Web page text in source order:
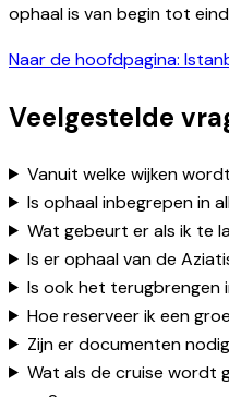
ophaal is van begin tot
Naar de hoofdpagina:
Veelgestelde
Vanuit welke wijken
Is ophaal inbegrepen in
Wat gebeurt er als ik te
Is er ophaal van de
Is ook het terugbrengen
Hoe reserveer ik een
Zijn er documenten
Wat als de cruise wordt